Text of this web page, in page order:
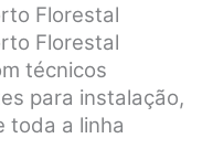
Florestal
Florestal
técnicos
para instalação,
toda a linha